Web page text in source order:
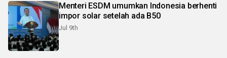
Menteri ESDM umumkan Indonesia berhenti
impor solar setelah ada B50
Jul 9th